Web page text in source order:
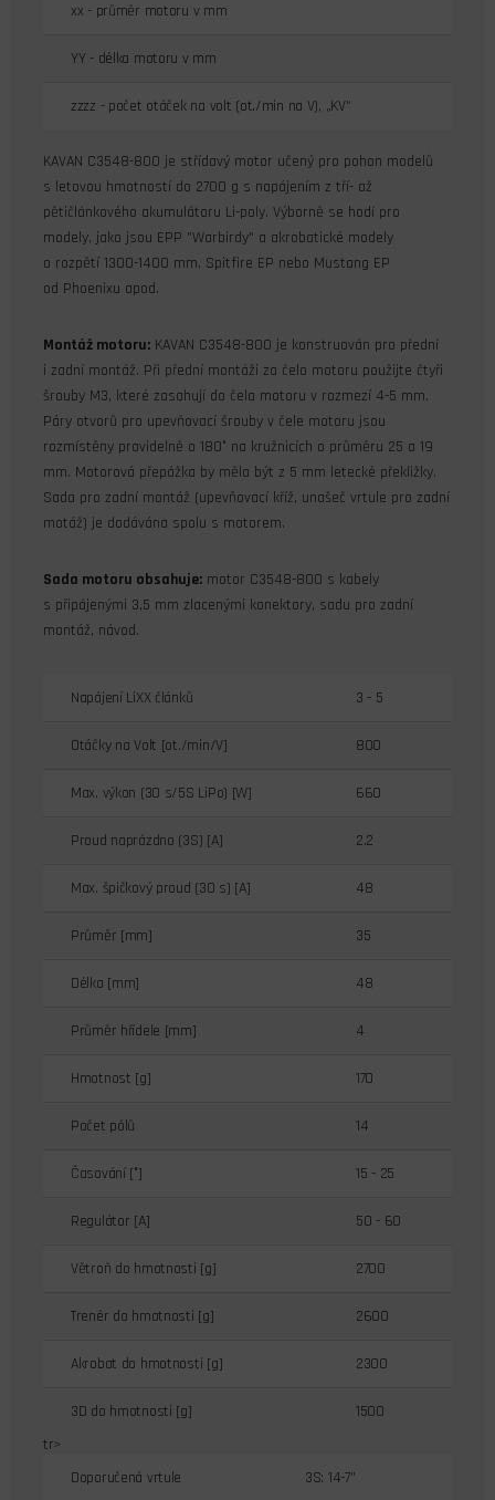
xx - průměr motoru v mm
YY - délka motoru v mm
zzzz - počet otáček na volt (ot./min na V), „KV“
KAVAN C3548-800 je střídavý motor učený pro pohon modelů
s letovou hmotností do 2700 g s napájením z tří- až
pětičlánkového akumulátoru Li-poly. Výborně se hodí pro
modely, jako jsou EPP "Warbirdy" a akrobatické modely
o rozpětí 1300-1400 mm, Spitfire EP nebo Mustang EP
od Phoenixu apod.
Montáž motoru:KAVAN C3548-800 je konstruován pro přední
i zadní montáž. Při přední montáži za čelo motoru použijte čtyři
šrouby M3, které zasahují do čela motoru v rozmezí 4-5 mm.
Páry otvorů pro upevňovací šrouby v čele motoru jsou
rozmístěny pravidelně o 180° na kružnicích o průměru 25 a 19
mm. Motorová přepážka by měla být z 5 mm letecké překližky.
Sada pro zadní montáž (upevňovací kříž, unašeč vrtule pro zadní
motáž) je dodávána spolu s motorem.
Sada motoru obsahuje:motor C3548-800 s kabely
s připájenými 3,5 mm zlacenými konektory, sadu pro zadní
montáž, návod.
Napájení LiXX článků 3 - 5
Otáčky na Volt [ot./min/V] 800
Max. výkon (30 s/5S LiPo) [W] 660
Proud naprázdno (3S) [A] 2.2
Max. špičkový proud (30 s) [A] 48
Průměr [mm] 35
Délka [mm] 48
Průměr hřídele [mm] 4
Hmotnost [g] 170
Počet pólů 14
Časování [°] 15 - 25
Regulátor [A] 50 - 60
Větroň do hmotnosti [g] 2700
Trenér do hmotnosti [g] 2600
Akrobat do hmotnosti [g] 2300
3D do hmotnosti [g]
1500
tr>
Doporučená vrtule
3S: 14-7”